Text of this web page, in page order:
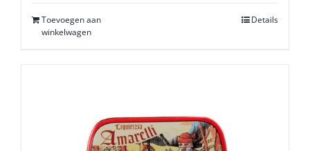
Toevoegen aan
winkelwagen
Details